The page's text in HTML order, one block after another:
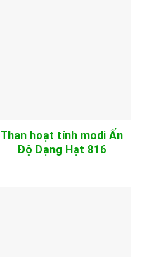
Than hoạt tính modi Ấn
Độ Dạng Hạt 816